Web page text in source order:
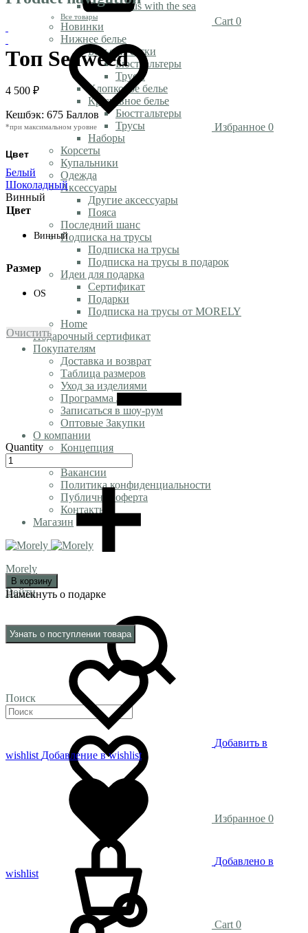
Rendezvous with the sea
Все товары
Новинки
Нижнее белье
Белье из сетки
Бюстгальтеры
Трусы
Хлопковое белье
Кружевное белье
Бюстгальтеры
Трусы
Наборы
Корсеты
Купальники
Одежда
Аксессуары
Другие аксессуары
Пояса
Последний шанс
Подписка на трусы
Подписка на трусы
Подписка на трусы в подарок
Идеи для подарка
Сертификат
Подарки
Подписка на трусы от MORELY
Home
Подарочный сертификат
Покупателям
Доставка и возврат
Таблица размеров
Уход за изделиями
Программа Лояльности
Записаться в шоу-рум
Оптовые Закупки
О компании
Концепция
Вакансии
Политика конфиденциальности
Публичная оферта
Контакты
Магазин
Morely
Войти
Поиск
Избранное 0
Cart 0
Cart 0
Избранное 0
Топ Seaweed
4 500 ₽
Кешбэк: 675 Баллов
*при максимальном уровне
Цвет
Белый
Шоколадный
Винный
Цвет
Винный
Размер
OS
Очистить
Quantity
В корзину
Намекнуть о подарке
Узнать о поступлении товара
Добавить в
wishlist Добавление в wishlist
Добавлено в
wishlist